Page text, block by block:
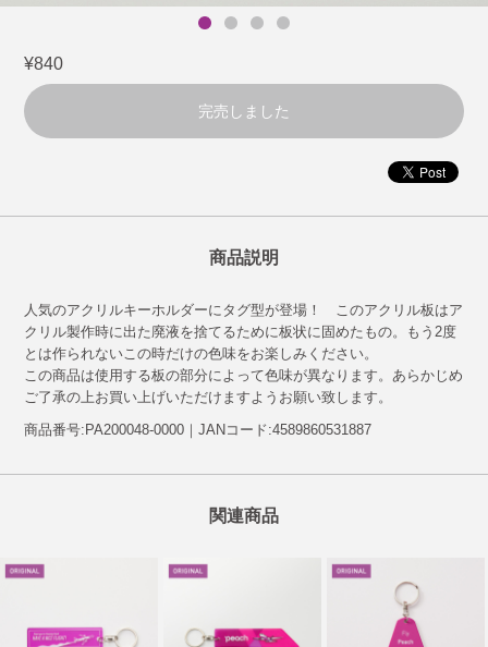
¥840
完売しました
商品説明
人気のアクリルキーホルダーにタグ型が登場！ このアクリル板はア
クリル製作時に出た廃液を捨てるために板状に固めたもの。もう2度
とは作られないこの時だけの色味をお楽しみください。
この商品は使用する板の部分によって色味が異なります。あらかじめ
ご了承の上お買い上げいただけますようお願い致します。
商品番号:PA200048-0000｜JANコード:4589860531887
関連商品